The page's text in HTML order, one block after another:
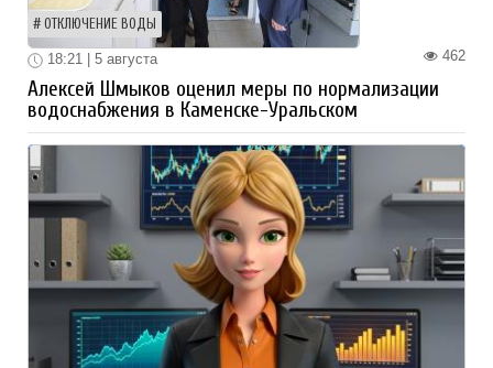
ОТКЛЮЧЕНИЕ ВОДЫ
462
18:21 | 5 августа
Алексей Шмыков оценил меры по нормализации
водоснабжения в Каменске-Уральском